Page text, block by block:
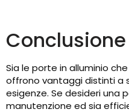
Conclusione
Sia le porte in alluminio
offrono vantaggi distinti a
esigenze. Se desideri una
manutenzione ed sia